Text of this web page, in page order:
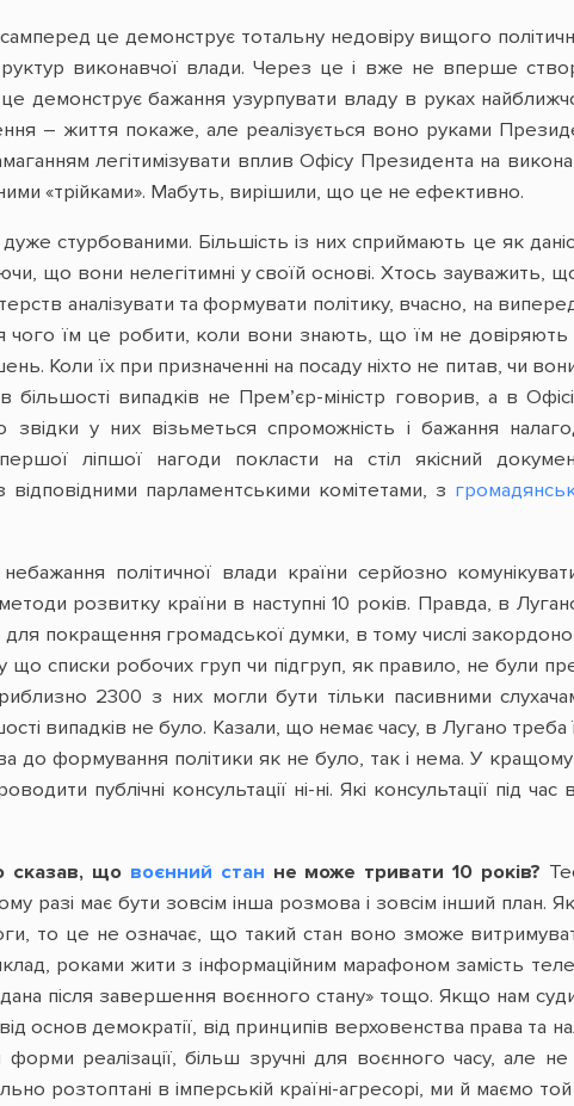
це демонструє тотальну недовіру вищого
виконавчої влади. Через це і вже не вперше
демонструє бажання узурпувати владу в руках
– життя покаже, але реалізується воно руками
легітимізувати вплив Офісу Президента на
«трійками». Мабуть, вирішили, що це не ефективно.
стурбованими. Більшість із них сприймають це як
що вони нелегітимні у своїй основі. Хтось зауважить,
аналізувати та формувати політику, вчасно, на
чого їм це робити, коли вони знають, що їм не
Коли їх при призначенні на посаду ніхто не питав, чи
випадків не Прем’єр-міністр говорив, а в
звідки у них візьметься спроможність і бажання
ліпшої нагоди покласти на стіл якісний
відповідними парламентськими комітетами, з
політичної влади країни серйозно
розвитку країни в наступні 10 років. Правда, в
покращення громадської думки, в тому числі
списки робочих груп чи підгруп, як правило, не були
2300 з них могли бути тільки пасивними
випадків не було. Казали, що немає часу, в Лугано
до формування політики як не було, так і нема. У
публічні консультації ні-ні. Які консультації під
сказав, що воєнний стан не може тривати 10 років?
разі має бути зовсім інша розмова і зовсім інший план.
то це не означає, що такий стан воно зможе
роками жити з інформаційним марафоном замість
після завершення воєнного стану» тощо. Якщо нам
основ демократії, від принципів верховенства права
реалізації, більш зручні для воєнного часу, але
розтоптані в імперській країні-агресорі, ми й маємо той